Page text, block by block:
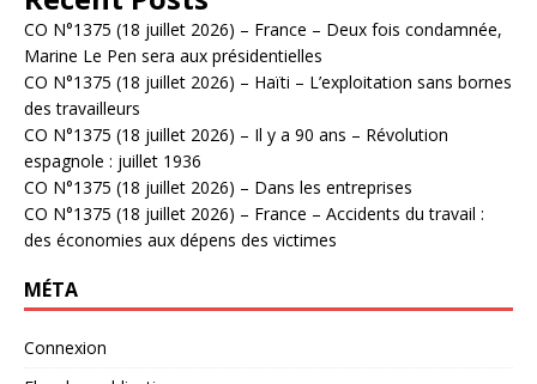
CO N°1375 (18 juillet 2026) – France – Deux fois condamnée,
Marine Le Pen sera aux présidentielles
CO N°1375 (18 juillet 2026) – Haïti – L’exploitation sans bornes
des travailleurs
CO N°1375 (18 juillet 2026) – Il y a 90 ans – Révolution
espagnole : juillet 1936
CO N°1375 (18 juillet 2026) – Dans les entreprises
CO N°1375 (18 juillet 2026) – France – Accidents du travail :
des économies aux dépens des victimes
MÉTA
Connexion